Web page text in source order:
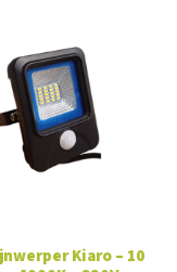
Kiaro – 10